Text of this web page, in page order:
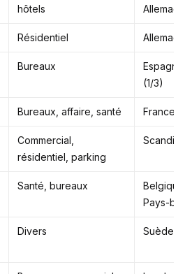
hôtels
Résidentiel
Bureaux
(1/3)
Bureaux, affaire, santé France
Commercial,
résidentiel, parking
Santé, bureaux
Pays-
Divers Suède